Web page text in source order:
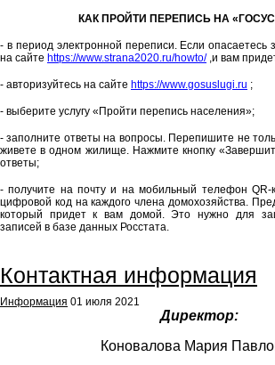
КАК ПРОЙТИ ПЕРЕПИСЬ НА
- в период электронной переписи. Если опасаетесь
на сайте https://www.strana2020.ru/howto/,и вам
- авторизуйтесь на сайте https://www.gosuslugi.ru ;
- выберите услугу «Пройти перепись населения»;
- заполните ответы на вопросы. Перепишите не
живете в одном жилище. Нажмите кнопку
ответы;
- получите на почту и на мобильный телефон QR-
цифровой код на каждого члена домохозяйства.
который придет к вам домой. Это нужно для
записей в базе данных Росстата.
Контактная информация
Информация 01 июля 2021
Директор:
Коновалова Мария